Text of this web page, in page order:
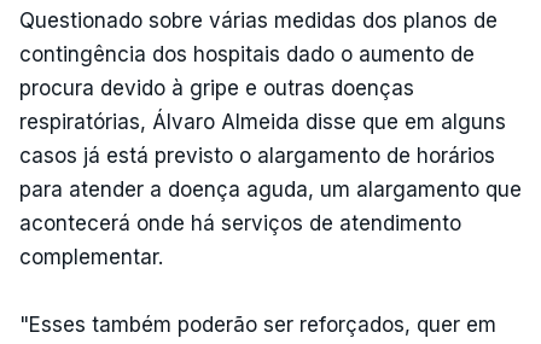
Questionado sobre várias medidas dos planos de
contingência dos hospitais dado o aumento de
procura devido à gripe e outras doenças
respiratórias, Álvaro Almeida disse que em alguns
casos já está previsto o alargamento de horários
para atender a doença aguda, um alargamento que
acontecerá onde há serviços de atendimento
complementar.
"Esses também poderão ser reforçados, quer em